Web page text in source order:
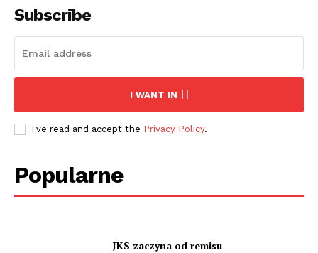
Subscribe
I WANT IN
I've read and accept the Privacy Policy.
Popularne
JKS zaczyna od remisu